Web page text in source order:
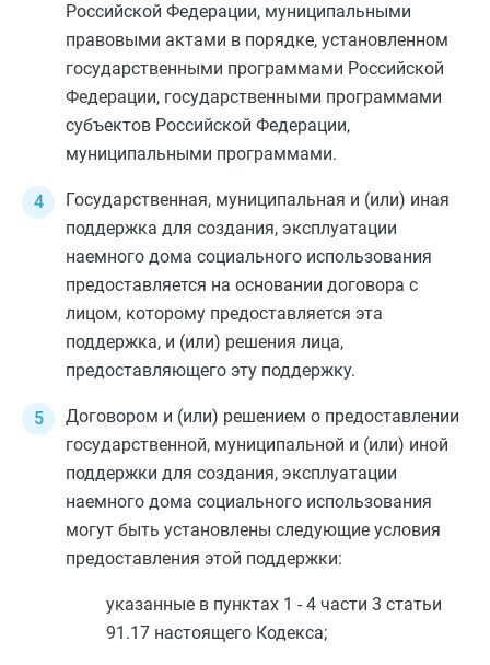
Российской Федерации, муниципальными
правовыми актами в порядке, установленном
государственными программами Российской
Федерации, государственными программами
субъектов Российской Федерации,
муниципальными программами.
Государственная, муниципальная и (или) иная
поддержка для создания, эксплуатации
наемного дома социального использования
предоставляется на основании договора с
лицом, которому предоставляется эта
поддержка, и (или) решения лица,
предоставляющего эту поддержку.
Договором и (или) решением о предоставлении
государственной, муниципальной и (или) иной
поддержки для создания, эксплуатации
наемного дома социального использования
могут быть установлены следующие условия
предоставления этой поддержки:
указанные в пунктах 1 - 4 части 3 статьи
91.17 настоящего Кодекса;